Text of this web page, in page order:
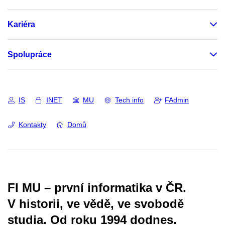
Kariéra
Spolupráce
IS INET MU Tech info FAdmin
Kontakty Domů
FI MU – první informatika v ČR.
V historii, ve vědě, ve svobodě
studia. Od roku 1994 dodnes.